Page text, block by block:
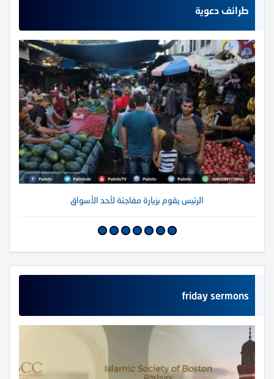
طرائف دعوية
الرئيس يقوم بزيارة مفاجئة لأحد الأسواق
friday sermons